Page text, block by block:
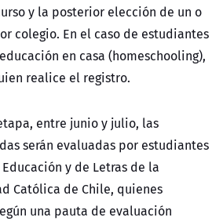
y la posterior elección de un o
colegio. En el caso de estudiantes
en casa (homeschooling),
realice el registro.
entre junio y julio, las
serán evaluadas por estudiantes
y de Letras de la
Católica de Chile, quienes
una pauta de evaluación